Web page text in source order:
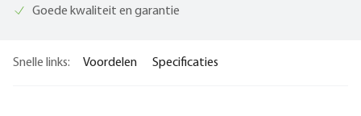
Goede kwaliteit en garantie
Snelle links: Voordelen Specificaties